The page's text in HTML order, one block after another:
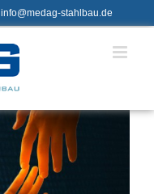
stahlbau.de